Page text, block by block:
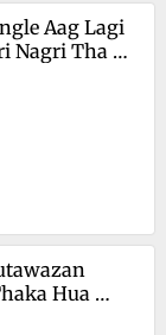
Aag Lagi
Nagri Tha
Hua